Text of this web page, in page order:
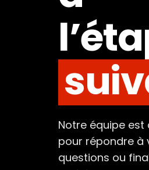
Notre équipe est
pour répondre à
questions ou